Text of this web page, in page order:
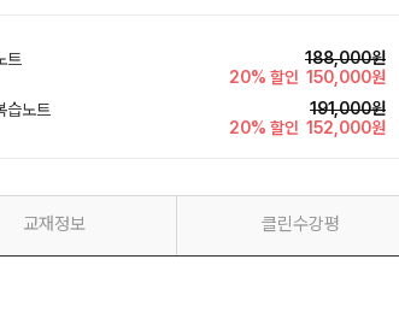
트
188,000원
20% 할인 150,000원
습노트
191,000원
20% 할인 152,000원
교재정보 클린수강평